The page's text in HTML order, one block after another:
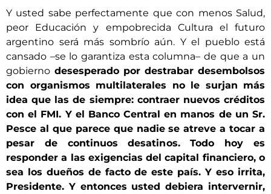
Y usted sabe perfectamente que con menos Salud,
peor Educación y empobrecida Cultura el futuro
argentino será más sombrío aún. Y el pueblo está
cansado –se lo garantiza esta columna– de que a un
gobierno desesperado por destrabar desembolsos
con organismos multilaterales no le surjan más
idea que las de siempre: contraer nuevos créditos
con el FMI. Y el Banco Central en manos de un Sr.
Pesce al que parece que nadie se atreve a tocar a
pesar de continuos desatinos. Todo hoy es
responder a las exigencias del capital financiero, o
sea los dueños de facto de este país. Y eso irrita,
Presidente. Y entonces usted debiera intervernir,